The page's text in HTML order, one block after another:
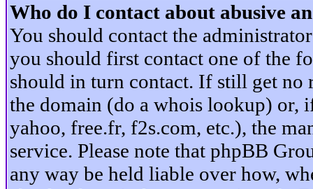
Who do I contact about abusive
You should contact the
you should first contact one of the
should in turn contact. If still get no
the domain (do a whois lookup) or,
yahoo, free.fr, f2s.com, etc.), the
service. Please note that phpBB
any way be held liable over how,